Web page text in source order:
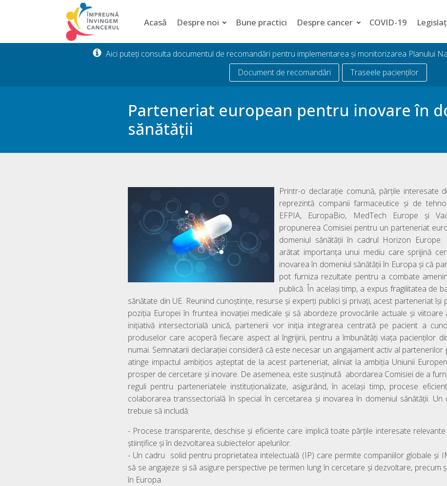
Acasă Despre noi Bune practici Despre cancer COVID-19
Aici puteți consulta documentul de recomandări pentru implementarea și monitorizarea Planului
Document de recomandări
Traseele pacienților
Parteneriat european pentru inovare în
sănătății
Printr-o declarație comună, părțile interesate
reprezintă companii farmaceutice și de
EFPIA, EuropaBio, MedTech Europe și
propunerea Comisiei pentru un parteneriat
domeniul sănătății în cadrul Horizon Europe.
arătat importanța unui mediu care sprijină
inovarea în domeniul sănătății în Europa și că
pot furniza rezultate pentru a combate
publică. În același timp, a expus fragilitatea de
sănătate din UE. Reunind cunoștințe, resurse și experți publici și privați, acest parteneriat
poziția Europei în fruntea inovației medicale și să abordeze provocările actuale și viitoare
inițiativă intersectorială unică, partenerii vor iniția integrarea centrată pe pacient a
produselor care acoperă fiecare aspect al îngrijirii, pentru a îmbunătăți viața pacienților
numai. Semnatarii declarației consideră că este necesar un angajament activ al partenerilor
atinge impactul ambițios așteptat de la acest parteneriat, aliniat la ambiția Uniunii
prosper de cercetare și inovare. De asemenea, este susținută abordarea Comisiei de a
reguli pentru parteneriatele instituționalizate, asigurând, în același timp, procese
colaborarea transsectorială în special în cercetarea și inovarea în domeniul sănătății. Un
trebuie să includă:
- Procese transparente, deschise și eficiente care implică toate părțile interesate
științifice și în dezvoltarea subiectelor apelurilor.
- Un cadru solid pentru proprietatea intelectuală (IP) care permite companiilor globale și
să se angajeze și să asigure perspective pe termen lung în cercetare și dezvoltare, precum
în Europa.